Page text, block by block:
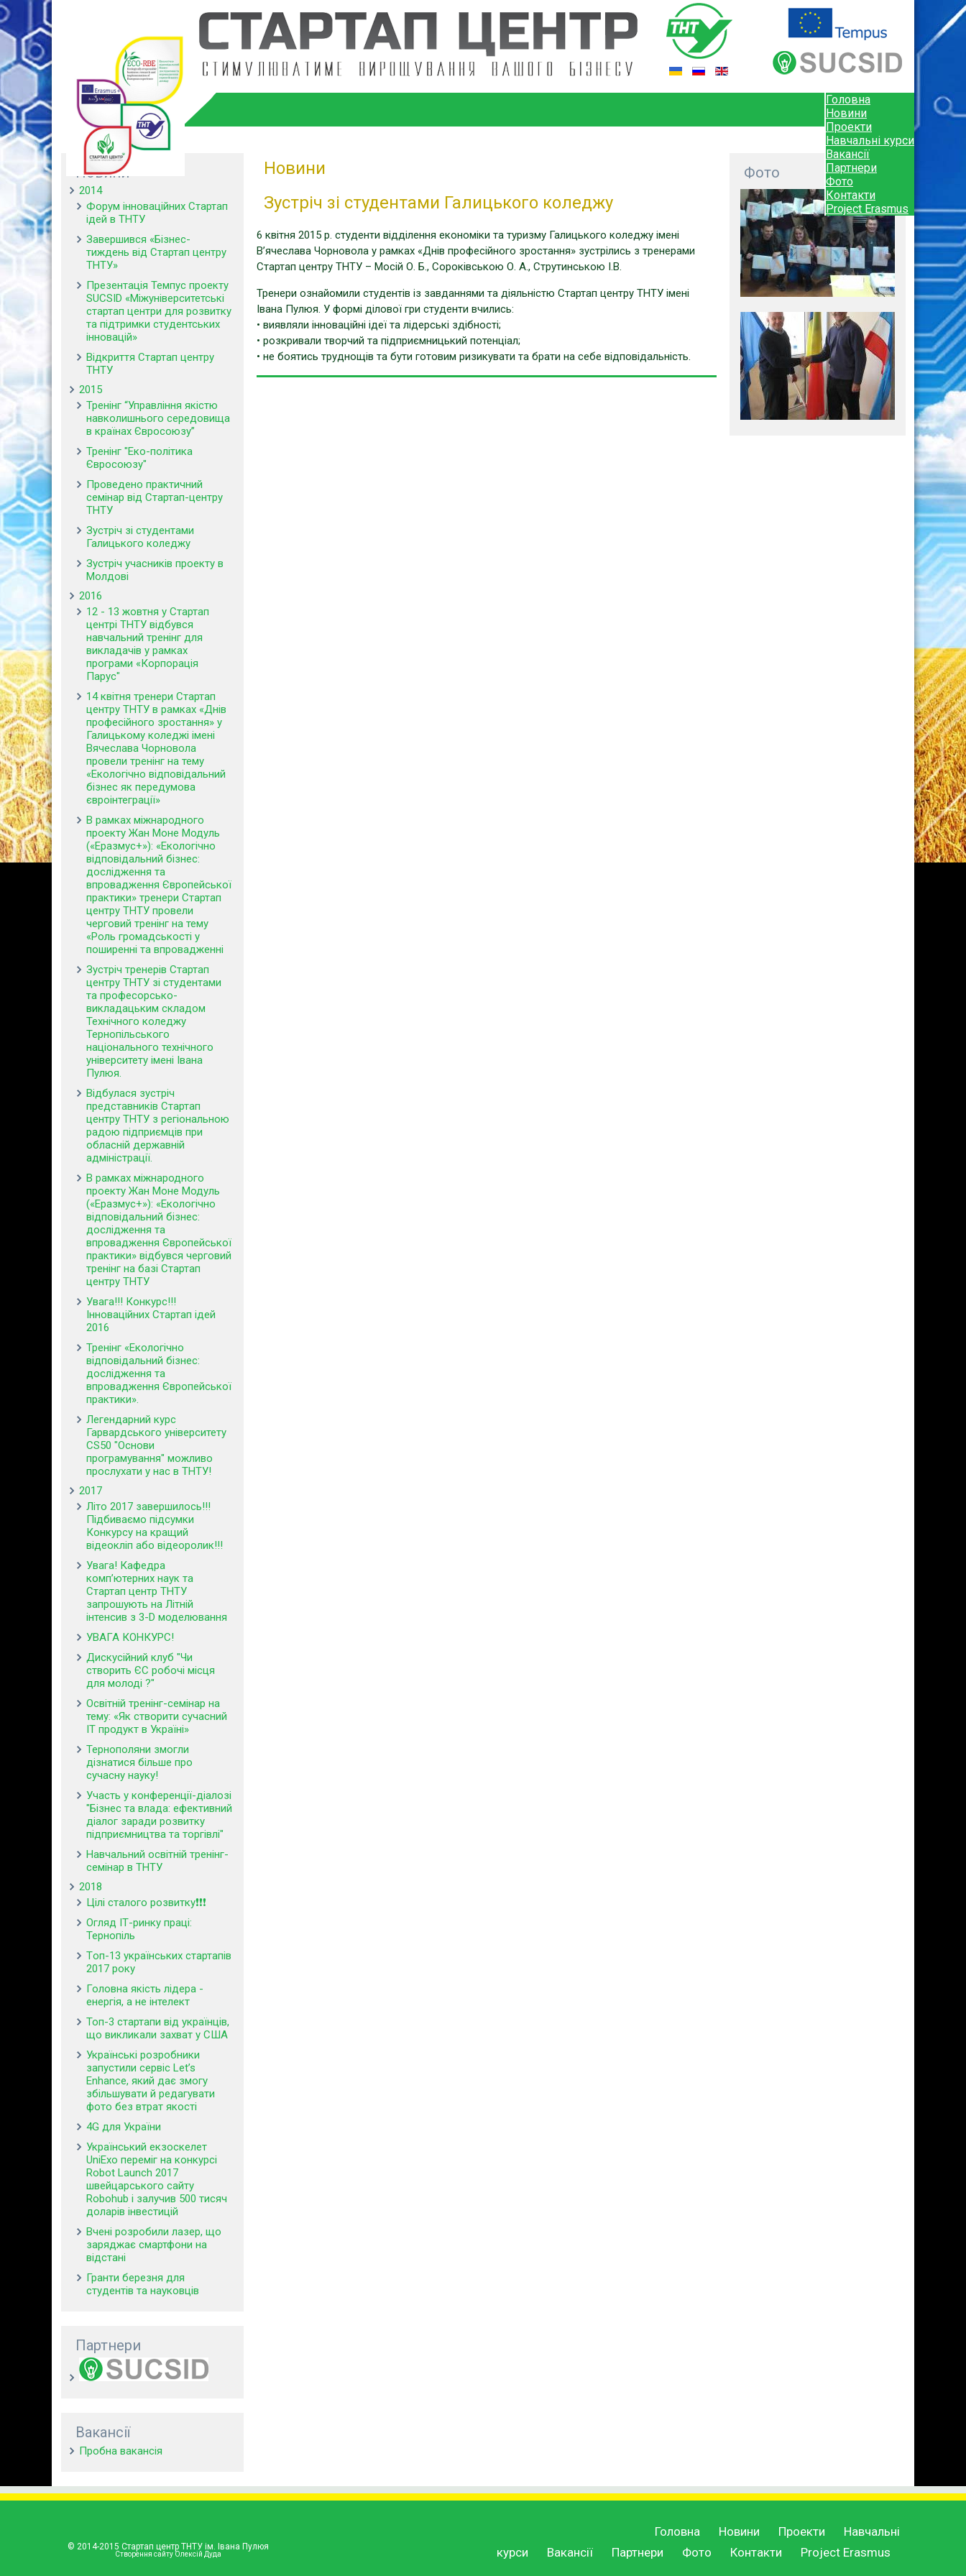
Головна
Новини
Проекти
Навчальні курси
Вакансії
Партнери
Фото
Контакти
Project Erasmus
Новини
2014
Форум інноваційних Стартап
ідей в ТНТУ
Завершився «Бізнес-
тиждень від Стартап центру
ТНТУ»
Презентація Темпус проекту
SUCSID «Міжуніверситетські
стартап центри для розвитку
та підтримки студентських
інновацій»
Відкриття Стартап центру
ТНТУ
2015
Тренінг “Управління якістю
навколишнього середовища
в країнах Євросоюзу”
Тренінг "Еко-політика
Євросоюзу"
Проведено практичний
семінар від Стартап-центру
ТНТУ
Зустріч зі студентами
Галицького коледжу
Зустріч учасників проекту в
Молдові
2016
12 - 13 жовтня у Стартап
центрі ТНТУ відбувся
навчальний тренінг для
викладачів у рамках
програми «Корпорація
Парус"
14 квітня тренери Стартап
центру ТНТУ в рамках «Днів
професійного зростання» у
Галицькому коледжі імені
Вячеслава Чорновола
провели тренінг на тему
«Екологічно відповідальний
бізнес як передумова
євроінтеграції»
В рамках міжнародного
проекту Жан Моне Модуль
(«Еразмус+»): «Екологічно
відповідальний бізнес:
дослідження та
впровадження Європейської
практики» тренери Стартап
центру ТНТУ провели
черговий тренінг на тему
«Роль громадськості у
поширенні та впровадженні
Зустріч тренерів Стартап
центру ТНТУ зі студентами
та професорсько-
викладацьким складом
Технічного коледжу
Тернопільського
національного технічного
університету імені Івана
Пулюя.
Відбулася зустріч
представників Стартап
центру ТНТУ з регіональною
радою підприємців при
обласній державній
адміністрації.
В рамках міжнародного
проекту Жан Моне Модуль
(«Еразмус+»): «Екологічно
відповідальний бізнес:
дослідження та
впровадження Європейської
практики» відбувся черговий
тренінг на базі Стартап
центру ТНТУ
Увага!!! Конкурс!!!
Інноваційних Стартап ідей
2016
Тренінг «Екологічно
відповідальний бізнес:
дослідження та
впровадження Європейської
практики».
Легендарний курс
Гарвардського університету
CS50 "Основи
програмування" можливо
прослухати у нас в ТНТУ!
2017
Літо 2017 завершилось!!!
Підбиваємо підсумки
Конкурсу на кращий
відеокліп або відеоролик!!!
Увага! Кафедра
комп’ютерних наук та
Стартап центр ТНТУ
запрошують на Літній
інтенсив з 3-D моделювання
УВАГА КОНКУРС!
Дискусійний клуб "Чи
створить ЄС робочі місця
для молоді ?"
Освітній тренінг-семінар на
тему: «Як створити сучасний
ІТ продукт в Україні»
Тернополяни змогли
дізнатися більше про
сучасну науку!
Участь у конференції-діалозі
"Бізнес та влада: ефективний
діалог заради розвитку
підприємництва та торгівлі"
Навчальний освітній тренінг-
семінар в ТНТУ
2018
Цілі сталого розвитку❗❗❗
Огляд ІТ-ринку праці:
Тернопіль
Tоп-13 українських стартапів
2017 року
Головна якість лідера -
енергія, а не інтелект
Топ-3 стартапи від українців,
що викликали захват у США
Українські розробники
запустили сервіс Let’s
Enhance, який дає змогу
збільшувати й редагувати
фото без втрат якості
4G для України
Український екзоскелет
UniExo переміг на конкурсі
Robot Launch 2017
швейцарського сайту
Robohub і залучив 500 тисяч
доларів інвестицій
Вчені розробили лазер, що
заряджає смартфони на
відстані
Гранти березня для
студентів та науковців
Партнери
Вакансії
Пробна вакансія
Новини
Зустріч зі студентами Галицького коледжу
6 квітня 2015 р. студенти відділення економіки та туризму Галицького коледжу імені
В’ячеслава Чорновола у рамках «Днів професійного зростання» зустрілись з тренерами
Стартап центру ТНТУ – Мосій О. Б., Сороківською О. А., Струтинською І.В.
Тренери ознайомили студентів із завданнями та діяльністю Стартап центру ТНТУ імені
Івана Пулюя. У формі ділової гри студенти вчились:
• виявляли інноваційні ідеї та лідерські здібності;
• розкривали творчий та підприємницький потенціал;
• не боятись труднощів та бути готовим ризикувати та брати на себе відповідальність.
Фото
© 2014-2015 Стартап центр ТНТУ ім. Івана Пулюя
Створення сайту Олексій Дуда
Головна Новини Проекти
Навчальні
курси
Вакансії Партнери Фото Контакти Project Erasmus